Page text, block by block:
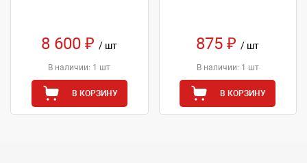
8 600 ₽/ шт
В наличии: 1 шт
В КОРЗИНУ
875 ₽/ шт
В наличии: 1 шт
В КОРЗИНУ